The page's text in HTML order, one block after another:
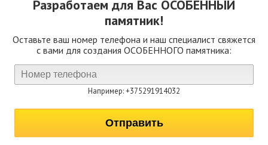
Разработаем для Вас ОСОБЕННЫЙ
памятник!
Оставьте ваш номер телефона и наш специалист свяжется
с вами для создания ОСОБЕННОГО памятника:
Например: +375291914032